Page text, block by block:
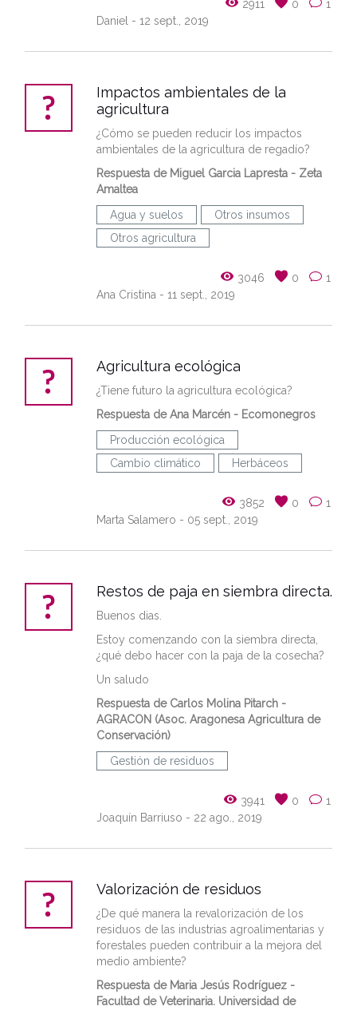
2911 0
1
Daniel - 12 sept., 2019
Impactos ambientales de la
agricultura
¿Cómo se pueden reducir los impactos
ambientales de la agricultura de regadío?
Respuesta de Miguel Garcia Lapresta - Zeta
Amaltea
Agua y suelos
Otros insumos
Otros agricultura
3046 0
1
Ana Cristina - 11 sept., 2019
Agricultura ecológica
¿Tiene futuro la agricultura ecológica?
Respuesta de Ana Marcén - Ecomonegros
Producción ecológica
Cambio climático
Herbáceos
3852 0
1
Marta Salamero - 05 sept., 2019
Restos de paja en siembra directa.
Buenos dias.
Estoy comenzando con la siembra directa,
¿qué debo hacer con la paja de la cosecha?
Un saludo
Respuesta de Carlos Molina Pitarch -
AGRACON (Asoc. Aragonesa Agricultura de
Conservación)
Gestión de residuos
3941 0
1
Joaquín Barriuso - 22 ago., 2019
Valorización de residuos
¿De qué manera la revalorización de los
residuos de las industrias agroalimentarias y
forestales pueden contribuir a la mejora del
medio ambiente?
Respuesta de Maria Jesús Rodríguez -
Facultad de Veterinaria. Universidad de